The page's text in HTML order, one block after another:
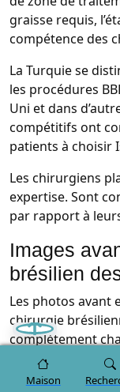
graisse requis,
compétence des
La Turquie se
les procédures
Uni et dans
compétitifs ont
patients à choisir
Les chirurgiens
expertise. Sont
par rapport à
Images
brésilien
Les photos avant
chirurgie
complètement
une
réalisables avec
Maison